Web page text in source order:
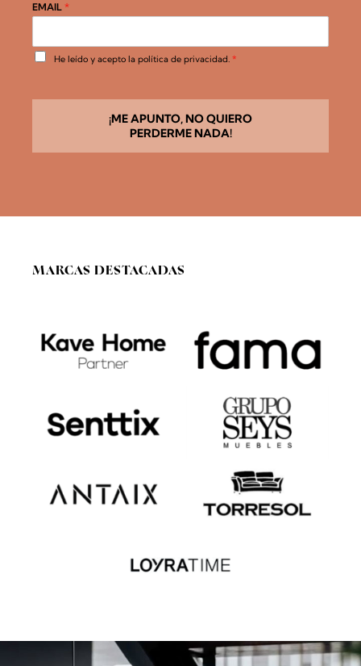
EMAIL *
A
G
He leído y acepto la política de privacidad. *
¡ME APUNTO, NO QUIERO
PERDERME NADA!
MARCAS DESTACADAS